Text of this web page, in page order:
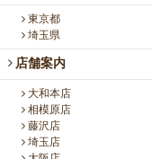
東京都
埼玉県
店舗案内
大和本店
相模原店
藤沢店
埼玉店